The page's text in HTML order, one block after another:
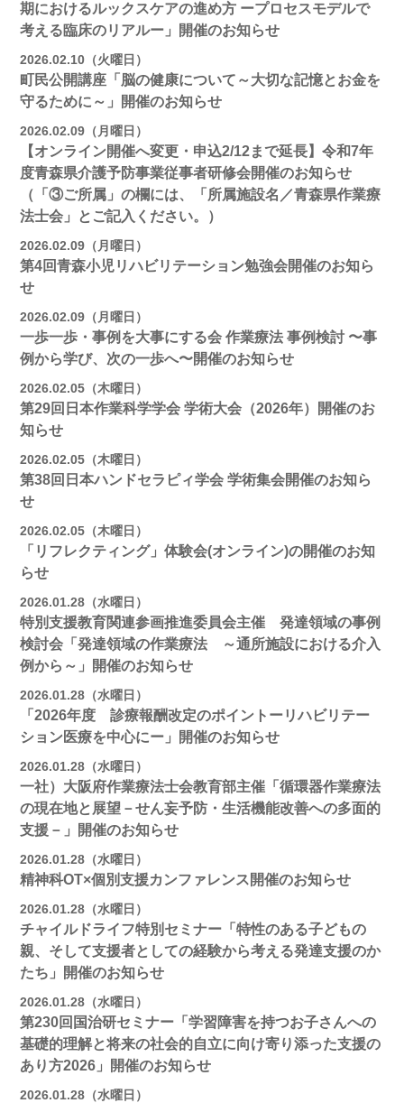
期におけるルックスケアの進め方 ープロセスモデルで
考える臨床のリアルー」開催のお知らせ
2026.02.10（火曜日）
町民公開講座「脳の健康について～大切な記憶とお金を
守るために～」開催のお知らせ
2026.02.09（月曜日）
【オンライン開催へ変更・申込2/12まで延長】令和7年
度青森県介護予防事業従事者研修会開催のお知らせ
（「③ご所属」の欄には、「所属施設名／青森県作業療
法士会」とご記入ください。）
2026.02.09（月曜日）
第4回青森小児リハビリテーション勉強会開催のお知ら
せ
2026.02.09（月曜日）
一歩一歩・事例を大事にする会 作業療法 事例検討 〜事
例から学び、次の一歩へ〜開催のお知らせ
2026.02.05（木曜日）
第29回日本作業科学学会 学術大会（2026年）開催のお
知らせ
2026.02.05（木曜日）
第38回日本ハンドセラピィ学会 学術集会開催のお知ら
せ
2026.02.05（木曜日）
「リフレクティング」体験会(オンライン)の開催のお知
らせ
2026.01.28（水曜日）
特別支援教育関連参画推進委員会主催 発達領域の事例
検討会「発達領域の作業療法 ～通所施設における介入
例から～」開催のお知らせ
2026.01.28（水曜日）
「2026年度 診療報酬改定のポイントーリハビリテー
ション医療を中心にー」開催のお知らせ
2026.01.28（水曜日）
一社）大阪府作業療法士会教育部主催「循環器作業療法
の現在地と展望－せん妄予防・生活機能改善への多面的
支援－」開催のお知らせ
2026.01.28（水曜日）
精神科OT×個別支援カンファレンス開催のお知らせ
2026.01.28（水曜日）
チャイルドライフ特別セミナー「特性のある子どもの
親、そして支援者としての経験から考える発達支援のか
たち」開催のお知らせ
2026.01.28（水曜日）
第230回国治研セミナー「学習障害を持つお子さんへの
基礎的理解と将来の社会的自立に向け寄り添った支援の
あり方2026」開催のお知らせ
2026.01.28（水曜日）